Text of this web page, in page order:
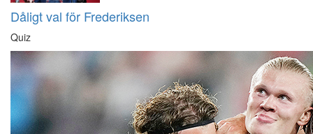
Dåligt val för Frederiksen
Quiz